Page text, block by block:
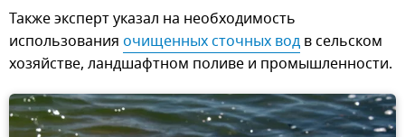
Также эксперт указал на необходимость
использования очищенных сточных вод в сельском
хозяйстве, ландшафтном поливе и промышленности.